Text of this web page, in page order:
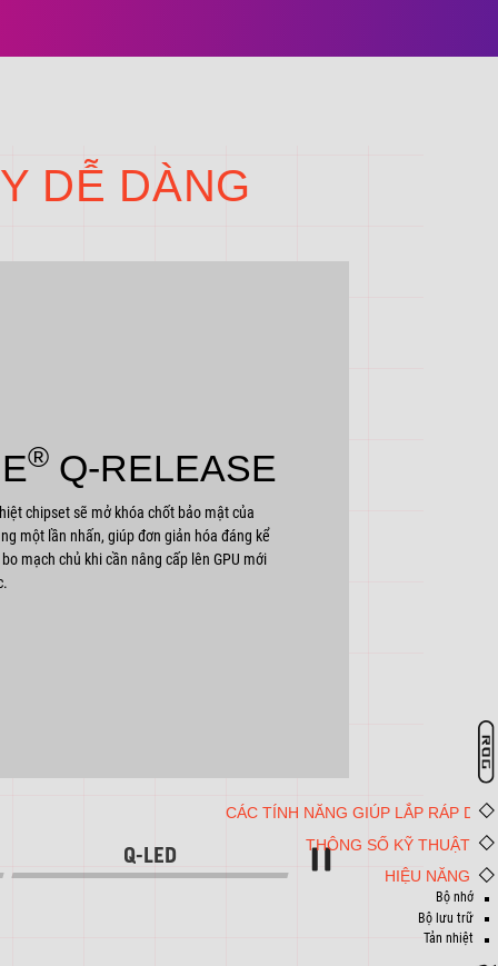
CÁC TÍNH NĂNG GIÚP LẮP RÁP DIY
THÔNG SỐ KỸ THUẬT
HIỆU NĂNG
Bộ nhớ
Bộ lưu trữ
Tản nhiệt
DỄ DÀNG
®Q-RELEASE
chipset sẽ mở khóa chốt bảo mật của
một lần nhấn, giúp đơn giản hóa đáng kể
mạch chủ khi cần nâng cấp lên GPU mới
Q-LED Dừng